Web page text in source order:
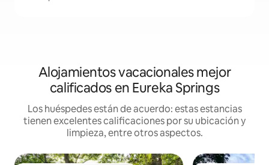
Alojamientos vacacionales mejor
calificados en Eureka Springs
Los huéspedes están de acuerdo: estas estancias
tienen excelentes calificaciones por su ubicación y
limpieza, entre otros aspectos.